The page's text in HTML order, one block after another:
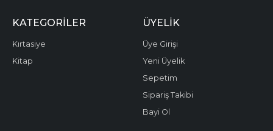
KATEGORILER
Kırtasiye
Kitap
ÜYELIK
Üye Girişi
Yeni Üyelik
Sepetim
Sipariş Takibi
Bayi Ol